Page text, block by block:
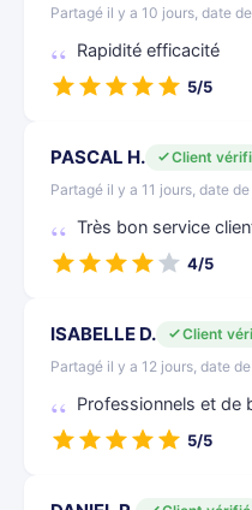
Partagé il y a 10 jours, date
Rapidité efficacité
5/5
PASCAL H.
Client
Partagé il y a 11 jours, date
Très bon service
4/5
ISABELLE D.
Client
Partagé il y a 12 jours, date
Professionnels et de
5/5